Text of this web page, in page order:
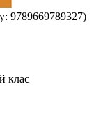
9789669789327)
клас